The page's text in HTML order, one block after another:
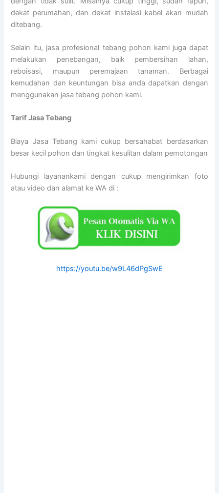
dekat perumahan, dan dekat instalasi kabel akan mudah
ditebang.
Selain itu, jasa profesional tebang pohon kami juga dapat
melakukan penebangan, baik pembersihan lahan,
reboisasi, maupun peremajaan tanaman. Berbagai
kemudahan dan keuntungan bisa anda dapatkan dengan
menggunakan jasa tebang pohon kami.
TarifJasa Tebang
Biaya Jasa Tebang kami cukup bersahabat berdasarkan
besar kecil pohon dan tingkat kesulitan dalam pemotongan
Hubungi layanankami dengan cukup mengirimkan foto
atau video dan alamat ke WA di :
https://youtu.be/w9L46dPgSwE